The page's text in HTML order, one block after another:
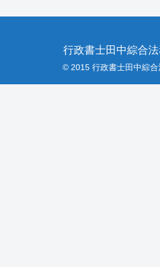
行政書士田中綜合
© 2015 行政書士田中綜合